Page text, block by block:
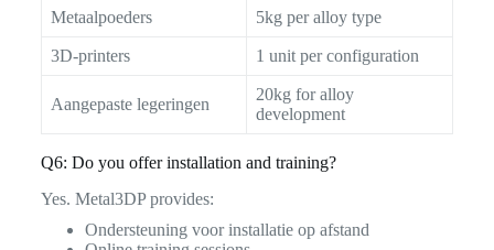
Metaalpoeders 5kg per alloy type
3D-printers 1 unit per configuration
Aangepaste legeringen
20kg for alloy
development
Q6: Do you offer installation and training?
Yes. Metal3DP provides:
Ondersteuning voor installatie op afstand